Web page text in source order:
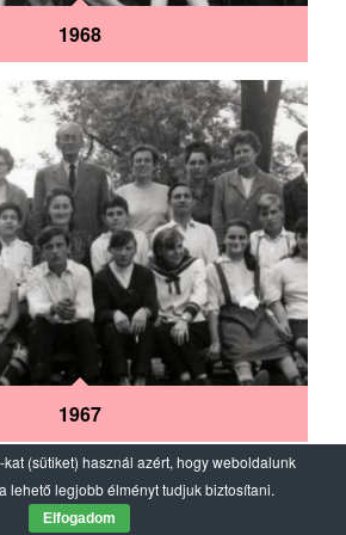
1968
1967
(sütiket) használ azért, hogy weboldalunk
lehető legjobb élményt tudjuk biztosítani.
Elfogadom